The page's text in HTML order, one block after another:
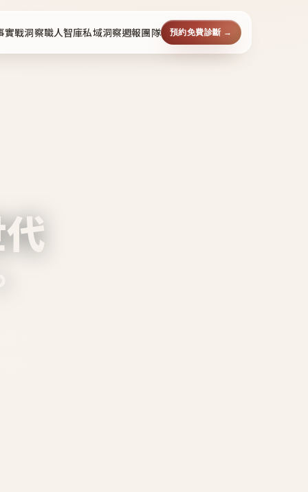
實戰洞察職人智庫私域洞察週報團隊 預約免費診斷 →